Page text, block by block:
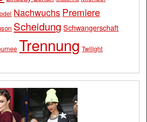
Nachwuchs Premiere
Scheidung Schwangerschaft
Trennung Twilight